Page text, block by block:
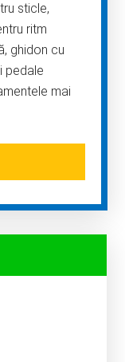
sticle,
ritm
ghidon cu
pedale
mai